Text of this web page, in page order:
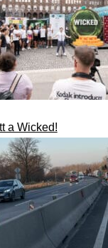
a Wicked!